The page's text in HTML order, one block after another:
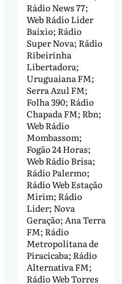
Rádio News 77;
Web Rádio Líder
Baixio; Rádio
Super Nova; Rádio
Ribeirinha
Libertadora;
Uruguaiana FM;
Serra Azul FM;
Folha 390; Rádio
Chapada FM; Rbn;
Web Rádio
Mombassom;
Fogão 24 Horas;
Web Rádio Brisa;
Rádio Palermo;
Rádio Web Estação
Mirim; Rádio
Líder; Nova
Geração; Ana Terra
FM; Rádio
Metropolitana de
Piracicaba; Rádio
Alternativa FM;
Rádio Web Torres